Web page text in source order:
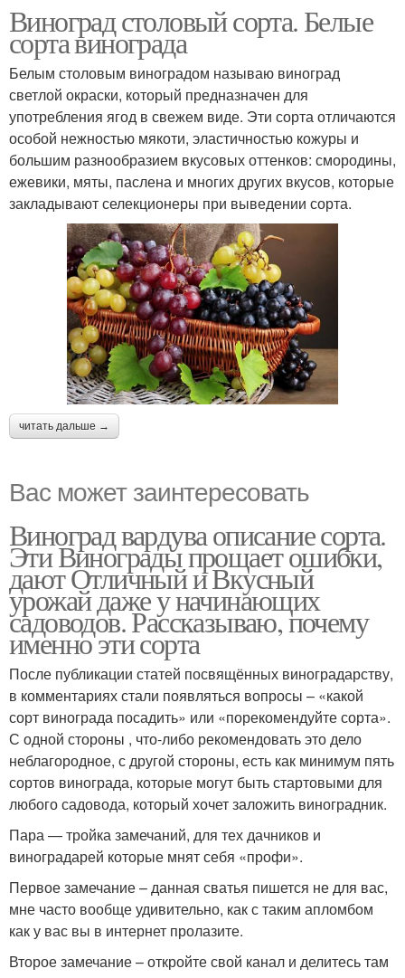
Виноград столовый сорта. Белые
сорта винограда
Белым столовым виноградом называю виноград
светлой окраски, который предназначен для
употребления ягод в свежем виде. Эти сорта отличаются
особой нежностью мякоти, эластичностью кожуры и
большим разнообразием вкусовых оттенков: смородины,
ежевики, мяты, паслена и многих других вкусов, которые
закладывают селекционеры при выведении сорта.
читать дальше →
Вас может заинтересовать
Виноград вардува описание сорта.
Эти Винограды прощает ошибки,
дают Отличный и Вкусный
урожай даже у начинающих
садоводов. Рассказываю, почему
именно эти сорта
После публикации статей посвящённых виноградарству,
в комментариях стали появляться вопросы – «какой
сорт винограда посадить» или «порекомендуйте сорта».
С одной стороны , что-либо рекомендовать это дело
неблагородное, с другой стороны, есть как минимум пять
сортов винограда, которые могут быть стартовыми для
любого садовода, который хочет заложить виноградник.
Пара — тройка замечаний, для тех дачников и
виноградарей которые мнят себя «профи».
Первое замечание – данная сватья пишется не для вас,
мне часто вообще удивительно, как с таким апломбом
как у вас вы в интернет пролазите.
Второе замечание – откройте свой канал и делитесь там